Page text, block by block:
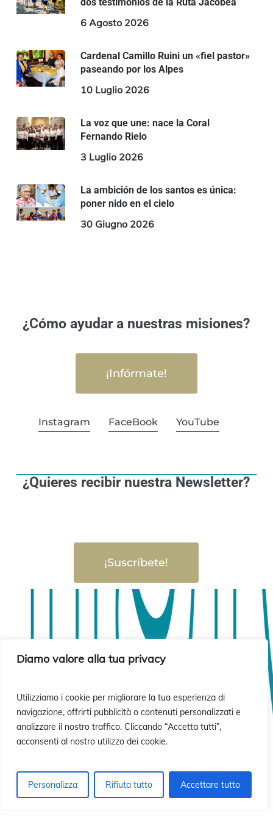
Diamo valore alla tua privacy
Utilizziamo i cookie per migliorare la tua esperienza di
navigazione, offrirti pubblicità o contenuti personalizzati e
analizzare il nostro traffico. Cliccando “Accetta tutti”,
acconsenti al nostro utilizzo dei cookie.
Personalizza Rifiuta tutto Accettare tutto
6 Agosto 2026
Cardenal Camillo Ruini un «fiel pastor»
paseando por los Alpes
10 Luglio 2026
La voz que une: nace la Coral
Fernando Rielo
3 Luglio 2026
La ambición de los santos es única:
poner nido en el cielo
30 Giugno 2026
¿Cómo ayudar a nuestras misiones?
¡Infórmate!
Instagram FaceBook YouTube
¿Quieres recibir nuestra Newsletter?
¡Suscríbete!